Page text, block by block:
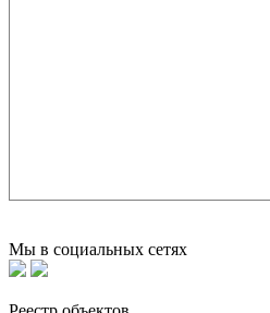
Мы в социальных сетях